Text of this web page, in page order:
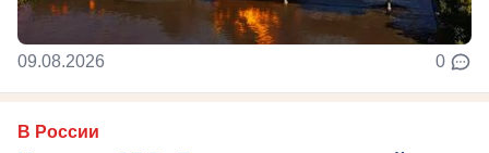
09.08.2026 0
В России